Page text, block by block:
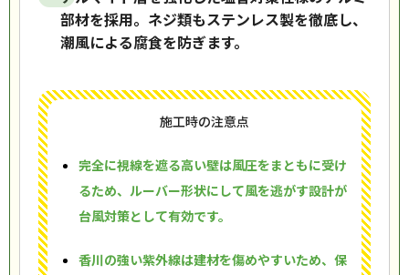
部材を採用。ネジ類もステンレス製を徹底し、
潮風による腐食を防ぎます。
施工時の注意点
完全に視線を遮る高い壁は風圧をまともに受け
るため、ルーバー形状にして風を逃がす設計が
台風対策として有効です。
香川の強い紫外線は建材を傷めやすいため、保